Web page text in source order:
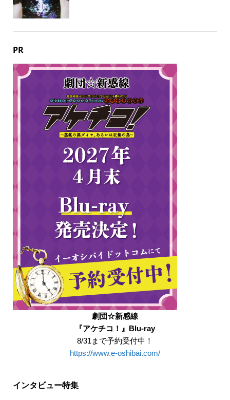
PR
劇団☆新感線
『アケチコ！』Blu-ray
8/31まで予約受付中！
https://www.e-oshibai.com/
インタビュー特集